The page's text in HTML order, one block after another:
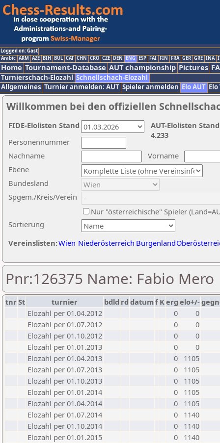
Logged on: Gast
Arabic ARM AZE BIH BUL CAT CHN CRO CZE DEN ENG ESP FAI FIN FRA GER GRE INA
Home Tournament-Database AUT championship Pictures
Turnierschach-Elozahl Schnellschach-Elozahl
Allgemeines Turnier anmelden: AUT Spieler anmelden Elo AUT
Willkommen bei den offiziellen
Nachname
Vorname
Ebene
Sortierung
Personennummer
Bundesland
Spgem./Kreis/Verein
Nur "österreichische" Spieler
Vereinslisten:Wien Niederösterreich Burgenland
AUT-Elolisten
4.233
FIDE-Elolisten Stand
Pnr:126375 Name: Fabio Mero
tnrSt turnier bdld rd datumf Kerg elo+/-
Elozahl per 01.04.2012
0
0
Elozahl per 01.07.2012
0
0
Elozahl per 01.10.2012
0
0
Elozahl per 01.01.2013
0
0
Elozahl per 01.04.2013
0
1105
Elozahl per 01.07.2013
0
1105
Elozahl per 01.10.2013
0
1105
Elozahl per 01.01.2014
0
1105
Elozahl per 01.04.2014
0
1105
Elozahl per 01.07.2014
0
1140
Elozahl per 01.10.2014
0
1140
Elozahl per 01.01.2015
0
1140